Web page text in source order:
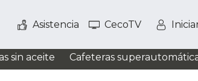
Asistencia CecoTV
sin aceite Cafeteras